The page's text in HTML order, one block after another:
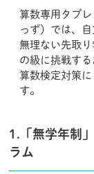
算数専用タブ
っず）では、
無理ない先取
の級に挑戦す
算数検定対策
す。
1.「無学年制
ラム